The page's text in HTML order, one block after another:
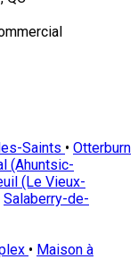
Saints • Otterburn
(Ahuntsic-
(Le Vieux-
Salaberry-de-
• Maison à